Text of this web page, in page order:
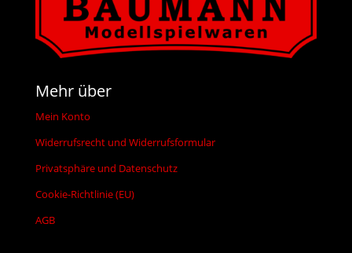
Mehr über
Mein Konto
Widerrufsrecht und Widerrufsformular
Privatsphäre und Datenschutz
Cookie-Richtlinie (EU)
AGB